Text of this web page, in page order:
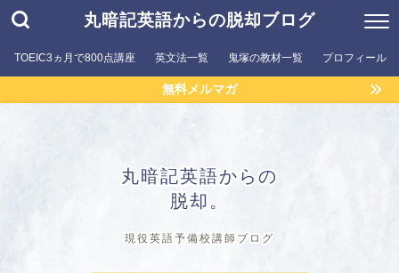
丸暗記英語からの脱却ブログ
TOEIC3ヵ月で800点講座 英文法一覧 鬼塚の教材一覧 プロフィール
無料メルマガ
丸暗記英語からの
脱却。
現役英語予備校講師ブログ